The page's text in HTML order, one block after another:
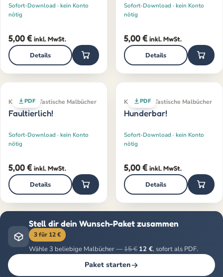
Sofort-Download · kein Konto
nötig
5,00€ inkl. MwSt.
Details
Sofort-Download · kein Konto
nötig
5,00€ inkl. MwSt.
Details
PDF
Klassiker · Tastische Malbücher
Faultierlich!
Sofort-Download · kein Konto
nötig
5,00€ inkl. MwSt.
Details
PDF
Klassiker · Tastische Malbücher
Hunderbar!
Sofort-Download · kein Konto
nötig
5,00€ inkl. MwSt.
Details
Stell dir dein Wunsch-Paket zusammen
3 für 12 €
Wähle 3 beliebige Malbücher —15 € 12 €, sofort als PDF.
Paket starten